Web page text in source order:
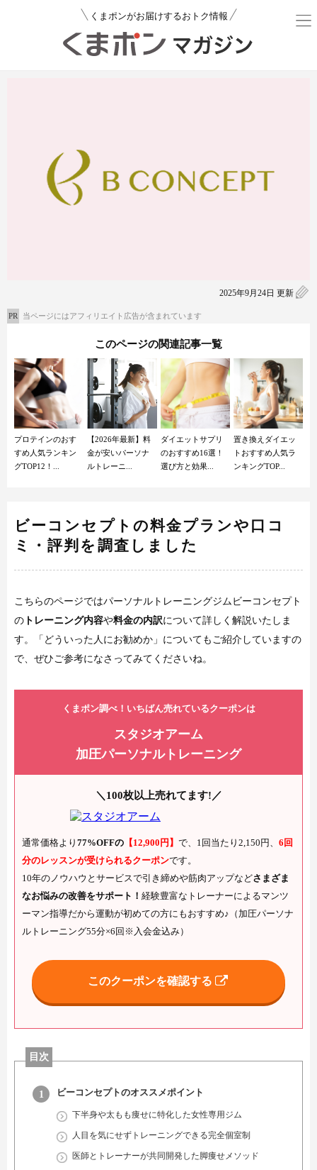
くまポンがお届けするおトク情報
2025年9月24日 更新
PR 当ページにはアフィリエイト広告が含まれています
このページの関連記事一覧
プロテインのおす
すめ人気ランキン
グTOP12！...
【2026年最新】料
金が安いパーソナ
ルトレーニ...
ダイエットサプリ
のおすすめ16選！
選び方と効果...
置き換えダイエッ
トおすすめ人気ラ
ンキングTOP...
ビーコンセプトの料金プランや口コ
ミ・評判を調査しました
こちらのページではパーソナルトレーニングジムビーコンセプト
の トレーニング内容や料金の内訳について詳しく解説いたしま
す。「どういった人にお勧めか」についてもご紹介していますの
で、ぜひご参考になさってみてくださいね。
くまポン調べ！いちばん売れているクーポンは
スタジオアーム
加圧パーソナルトレーニング
＼100枚以上売れてます!／
通常価格より 77%OFFの 【12,900円】 で、1回当たり2,150円、 6回
分のレッスンが受けられるクーポンです。
10年のノウハウとサービスで引き締めや筋肉アップなどさまざま
なお悩みの改善をサポート！ 経験豊富なトレーナーによるマンツ
ーマン指導だから運動が初めての方にもおすすめ♪（加圧パーソナ
ルトレーニング55分×6回※入会金込み）
このクーポンを確認する
目次
ビーコンセプトのオススメポイント
下半身や太もも痩せに特化した女性専用ジム
人目を気にせずトレーニングできる完全個室制
医師とトレーナーが共同開発した脚痩せメソッド